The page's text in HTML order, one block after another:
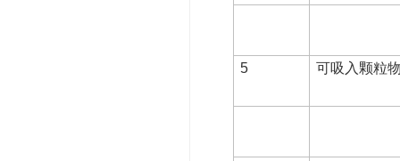
5 可吸入颗粒